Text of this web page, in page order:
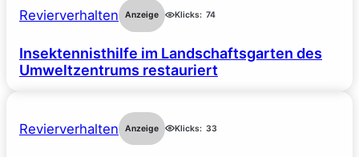
Revierverhalten Anzeige Klicks: 74
Insektennisthilfe im Landschaftsgarten des
Umweltzentrums restauriert
Revierverhalten Anzeige Klicks: 33